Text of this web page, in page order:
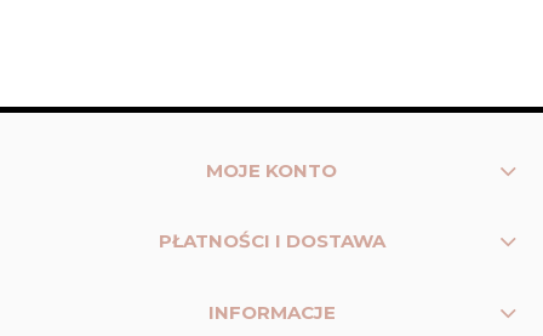
MOJE KONTO
PŁATNOŚCI I DOSTAWA
INFORMACJE